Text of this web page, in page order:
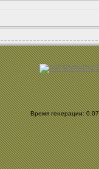
Время генерации: